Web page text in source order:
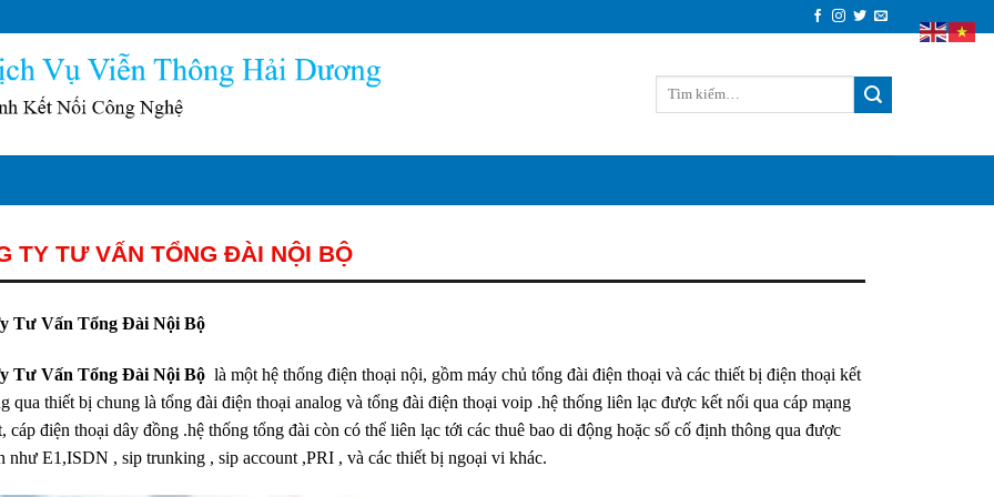
TY TƯ VẤN TỔNG ĐÀI NỘI BỘ
Tư Vấn Tổng Đài Nội Bộ
Tư Vấn Tổng Đài Nội Bộ là một hệ thống điện thoại nội, gồm máy chủ tổng đài điện thoại và các thiết bị điện thoại kết
qua thiết bị chung là tổng đài điện thoại analog và tổng đài điện thoại voip .hệ thống liên lạc được kết nối qua cáp mạng
cáp điện thoại dây đồng .hệ thống tổng đài còn có thể liên lạc tới các thuê bao di động hoặc số cố định thông qua được
như E1,ISDN , sip trunking , sip account ,PRI , và các thiết bị ngoại vi khác.